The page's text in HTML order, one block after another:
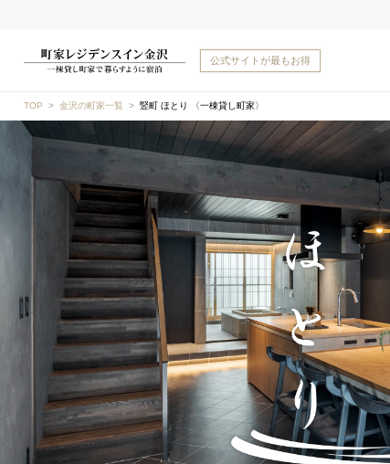
公式サイトが最もお得
TOP 金沢の町家一覧 竪町 ほとり 〈一棟貸し町家〉